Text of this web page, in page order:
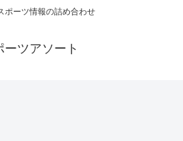
ポーツ情報の詰め合わせ
ーツアソート